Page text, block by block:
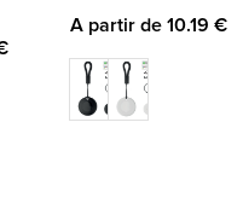
A partir de 10.19 €